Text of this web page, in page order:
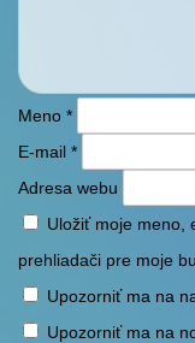
Meno *
E-mail *
Adresa webu
Uložiť moje meno,
prehliadači pre moje
Upozorniť ma na
Upozorniť ma na